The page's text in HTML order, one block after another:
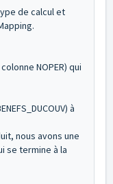
de calcul et
NOPER) qui
à
nous avons une
se termine à la